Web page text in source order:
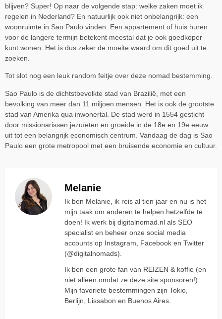
blijven? Super! Op naar de volgende stap: welke zaken moet ik
regelen in Nederland? En natuurlijk ook niet onbelangrijk: een
woonruimte in Sao Paulo vinden. Een appartement of huis huren
voor de langere termijn betekent meestal dat je ook goedkoper
kunt wonen. Het is dus zeker de moeite waard om dit goed uit te
zoeken.
Tot slot nog een leuk random feitje over deze nomad bestemming.
Sao Paulo is de dichtstbevolkte stad van Brazilië, met een
bevolking van meer dan 11 miljoen mensen. Het is ook de grootste
stad van Amerika qua inwonertal. De stad werd in 1554 gesticht
door missionarissen jezuïeten en groeide in de 18e en 19e eeuw
uit tot een belangrijk economisch centrum. Vandaag de dag is Sao
Paulo een grote metropool met een bruisende economie en cultuur.
Melanie
Ik ben Melanie, ik reis al tien jaar en nu is het
mijn taak om anderen te helpen hetzelfde te
doen! Ik werk bij digitalnomad.nl als SEO
specialist en beheer onze social media
accounts op Instagram, Facebook en Twitter
(@digitalnomads).
Ik ben een grote fan van REIZEN & koffie (en
niet alleen omdat ze deze site sponsoren!).
Mijn favoriete bestemmingen zijn Tokio,
Berlijn, Lissabon en Buenos Aires.